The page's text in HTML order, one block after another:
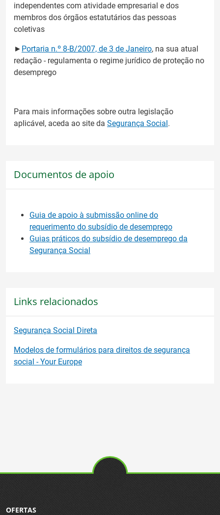
independentes com atividade empresarial e dos
membros dos órgãos estatutários das pessoas
coletivas
► Portaria n.º 8-B/2007, de 3 de Janeiro, na sua atual
redação - regulamenta o regime jurídico de proteção no
desemprego
Para mais informações sobre outra legislação
aplicável, aceda ao site da Segurança Social.
Documentos de apoio
Guia de apoio à submissão online do
requerimento do subsídio de desemprego
Guias práticos do subsídio de desemprego da
Segurança Social
Links relacionados
Segurança Social Direta
Modelos de formulários para direitos de segurança
social - Your Europe
OFERTAS